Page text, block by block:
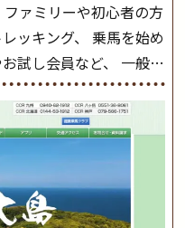
ましょう。 注意事項
馬場はこちらで決定い
本は雨天決行です
急遽中止させていただ
スランドパークの協議
ンが中止になる場合が
だいている皆様には事
ーストレックのツアー
ァミリーや初心者の方
ッキング、 乗馬を始め
試し会員など、 一般の
設を目指しています。
なったり自分の馬を持
り、 健康や趣味、スポ
方が、日々乗馬をお楽
ールデンウィークと夏
すので、ぜひご家族で